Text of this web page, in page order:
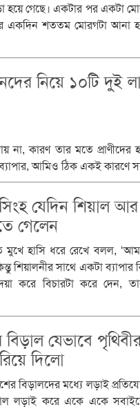
গেছে। একটার পর একটা
একদিন শততম মোরগটা আনা
নিয়ে ১০টি দুই
না, কারণ তার মতে
আমিও ঠিক একই কারণে
যেদিন শিয়াল আর
গেলেন
মুখে হাসি ধরে রেখে বলল,
শিয়ালনীর সাথে একটা
করে বিচারটা করে দেন,
বিড়াল যেভাবে
দিলো
বিড়ালদের মধ্যে লড়াই
লড়াই করে একে একে